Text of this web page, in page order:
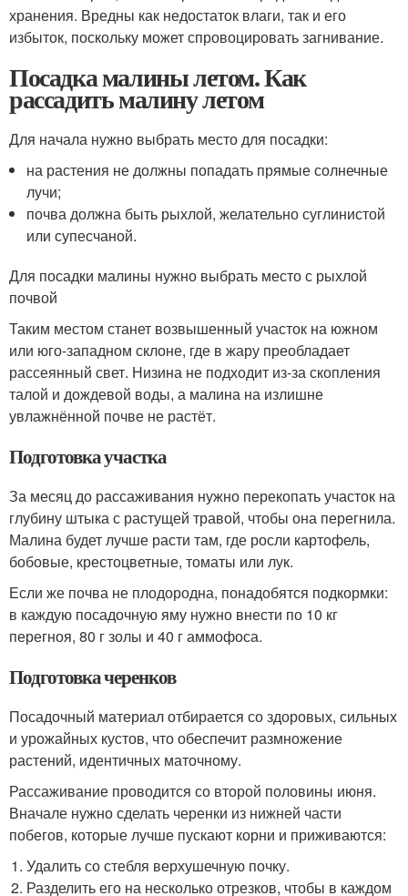
хранения. Вредны как недостаток влаги, так и его
избыток, поскольку может спровоцировать загнивание.
Посадка малины летом. Как
рассадить малину летом
Для начала нужно выбрать место для посадки:
на растения не должны попадать прямые солнечные
лучи;
почва должна быть рыхлой, желательно суглинистой
или супесчаной.
Для посадки малины нужно выбрать место с рыхлой
почвой
Таким местом станет возвышенный участок на южном
или юго-западном склоне, где в жару преобладает
рассеянный свет. Низина не подходит из-за скопления
талой и дождевой воды, а малина на излишне
увлажнённой почве не растёт.
Подготовка участка
За месяц до рассаживания нужно перекопать участок на
глубину штыка с растущей травой, чтобы она перегнила.
Малина будет лучше расти там, где росли картофель,
бобовые, крестоцветные, томаты или лук.
Если же почва не плодородна, понадобятся подкормки:
в каждую посадочную яму нужно внести по 10 кг
перегноя, 80 г золы и 40 г аммофоса.
Подготовка черенков
Посадочный материал отбирается со здоровых, сильных
и урожайных кустов, что обеспечит размножение
растений, идентичных маточному.
Рассаживание проводится со второй половины июня.
Вначале нужно сделать черенки из нижней части
побегов, которые лучше пускают корни и приживаются:
Удалить со стебля верхушечную почку.
Разделить его на несколько отрезков, чтобы в каждом